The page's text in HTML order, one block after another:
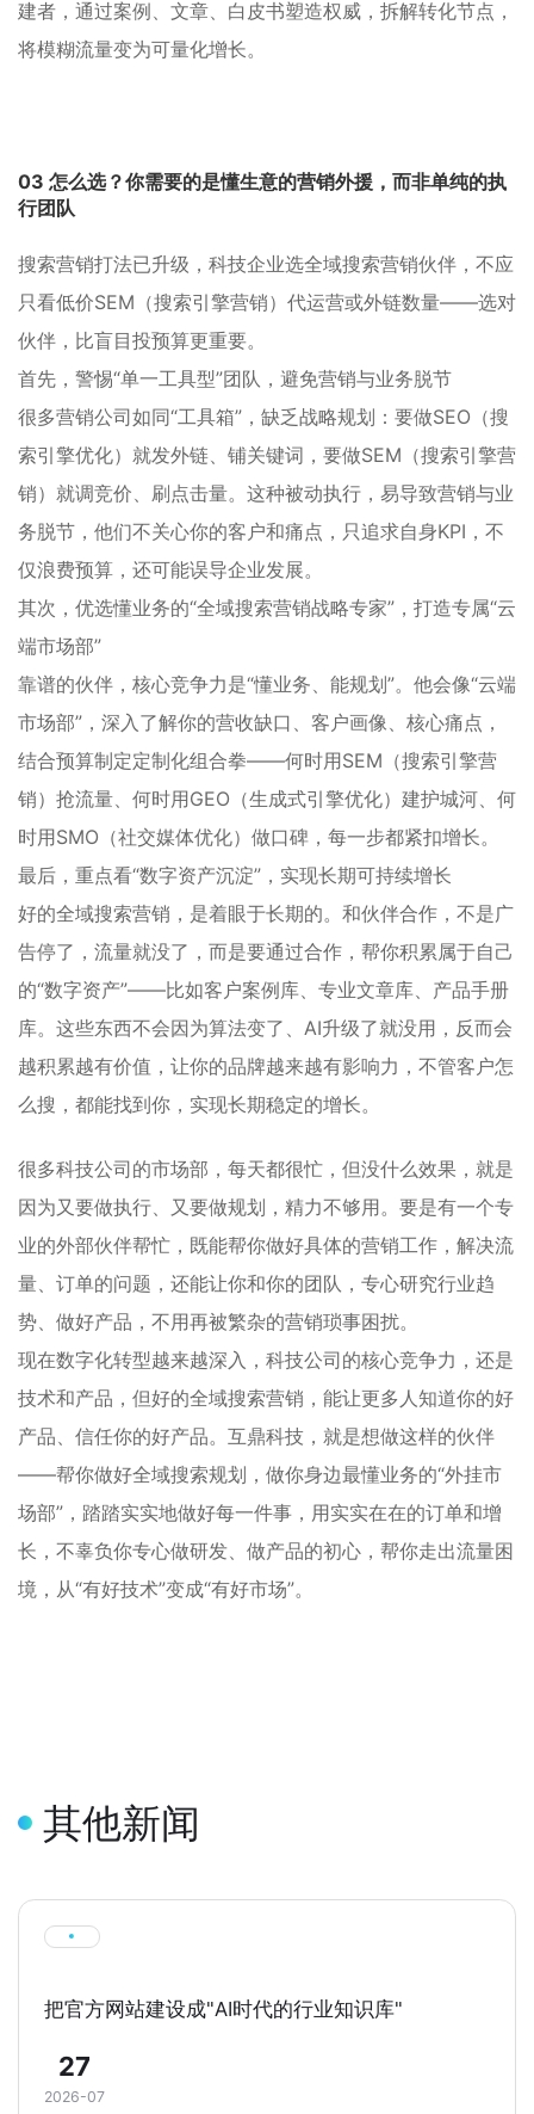
建者，通过案例、文章、白皮书塑造权威，拆解转化节点，
将模糊流量变为可量化增长。
03 怎么选？你需要的是懂生意的营销外援 ，而非单纯的执
行团队
搜索营销打法已升级，科技企业选全域搜索营销伙伴，不应
只看低价SEM（搜索引擎营销）代运营或外链数量——选对
伙伴，比盲目投预算更重要。
首先，警惕“单一工具型”团队，避免营销与业务脱节
很多营销公司如同“工具箱”，缺乏战略规划：要做SEO（搜
索引擎优化）就发外链、铺关键词，要做SEM（搜索引擎营
销）就调竞价、刷点击量。这种被动执行，易导致营销与业
务脱节，他们不关心你的客户和痛点，只追求自身KPI，不
仅浪费预算，还可能误导企业发展。
其次，优选懂业务的“全域搜索营销战略专家”，打造专属“云
端市场部”
靠谱的伙伴，核心竞争力是“懂业务、能规划”。他会像“云端
市场部”，深入了解你的营收缺口、客户画像、核心痛点，
结合预算制定定制化组合拳——何时用SEM（搜索引擎营
销）抢流量、何时用GEO（生成式引擎优化）建护城河、何
时用SMO（社交媒体优化）做口碑，每一步都紧扣增长。
最后，重点看“数字资产沉淀”，实现长期可持续增长
好的全域搜索营销，是着眼于长期的。和伙伴合作，不是广
告停了，流量就没了，而是要通过合作，帮你积累属于自己
的“数字资产”——比如客户案例库、专业文章库、产品手册
库。这些东西不会因为算法变了、AI升级了就没用，反而会
越积累越有价值，让你的品牌越来越有影响力，不管客户怎
么搜，都能找到你，实现长期稳定的增长。
很多科技公司的市场部，每天都很忙，但没什么效果，就是
因为又要做执行、又要做规划，精力不够用。要是有一个专
业的外部伙伴帮忙，既能帮你做好具体的营销工作，解决流
量、订单的问题，还能让你和你的团队，专心研究行业趋
势、做好产品，不用再被繁杂的营销琐事困扰。
现在数字化转型越来越深入，科技公司的核心竞争力，还是
技术和产品，但好的全域搜索营销，能让更多人知道你的好
产品、信任你的好产品。互鼎科技，就是想做这样的伙伴
——帮你做好全域搜索规划，做你身边最懂业务的“外挂市
场部”，踏踏实实地做好每一件事，用实实在在的订单和增
长，不辜负你专心做研发、做产品的初心，帮你走出流量困
境，从“有好技术”变成“有好市场”。
其他新闻
把官方网站建设成"AI时代的行业知识库"
27
2026-07